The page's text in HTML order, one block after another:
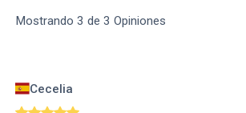
Mostrando 3 de 3 Opiniones
Cecelia